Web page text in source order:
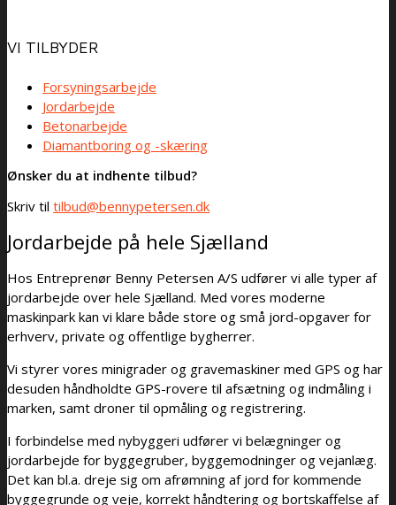
VI TILBYDER
Forsyningsarbejde
Jordarbejde
Betonarbejde
Diamantboring og -skæring
Ønsker du at indhente tilbud?
Skriv til tilbud@bennypetersen.dk
Jordarbejde på hele Sjælland
Hos Entreprenør Benny Petersen A/S udfører vi alle typer af
jordarbejde over hele Sjælland. Med vores moderne
maskinpark kan vi klare både store og små jord-opgaver for
erhverv, private og offentlige bygherrer.
Vi styrer vores minigrader og gravemaskiner med GPS og har
desuden håndholdte GPS-rovere til afsætning og indmåling i
marken, samt droner til opmåling og registrering.
I forbindelse med nybyggeri udfører vi belægninger og
jordarbejde for byggegruber, byggemodninger og vejanlæg.
Det kan bl.a. dreje sig om afrømning af jord for kommende
byggegrunde og veje, korrekt håndtering og bortskaffelse af